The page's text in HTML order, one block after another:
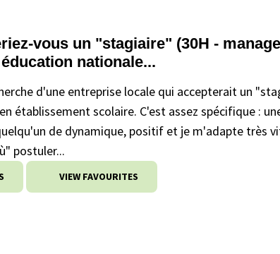
vous un "stagiaire" (30H -
nationale...
d'une entreprise locale qui accepterait un
établissement scolaire. C'est assez spécifique :
de dynamique, positif et je m'adapte très
postuler...
VIEW FAVOURITES